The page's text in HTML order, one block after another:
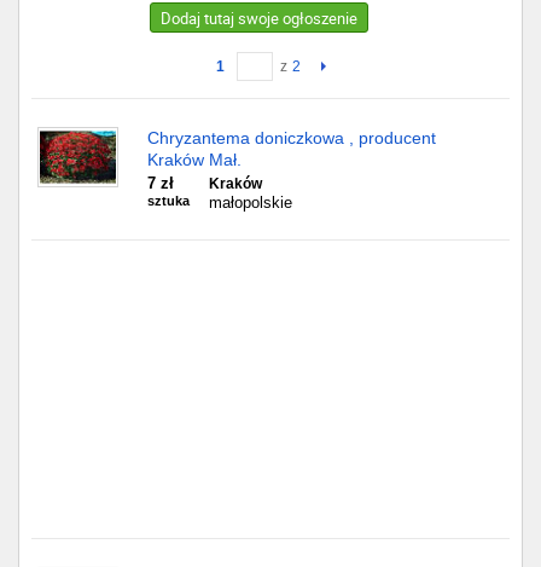
Dodaj tutaj swoje ogłoszenie
1 z 2
Chryzantema doniczkowa , producent
Kraków Mał.
7 zł
sztuka
Kraków
małopolskie
Chorzów